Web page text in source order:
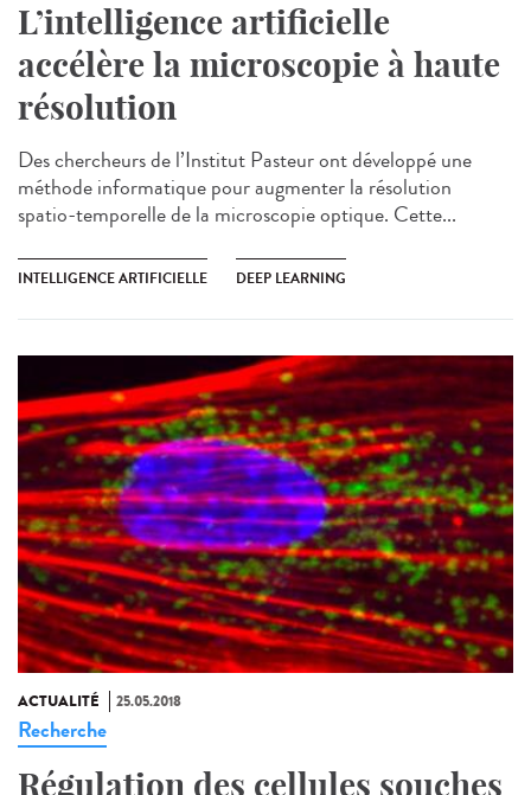
L’intelligence artificielle
accélère la microscopie à haute
résolution
Des chercheurs de l’Institut Pasteur ont développé une
méthode informatique pour augmenter la résolution
spatio-temporelle de la microscopie optique. Cette...
INTELLIGENCE ARTIFICIELLE DEEP LEARNING
ACTUALITÉ 25.05.2018
Recherche
Régulation des cellules souches